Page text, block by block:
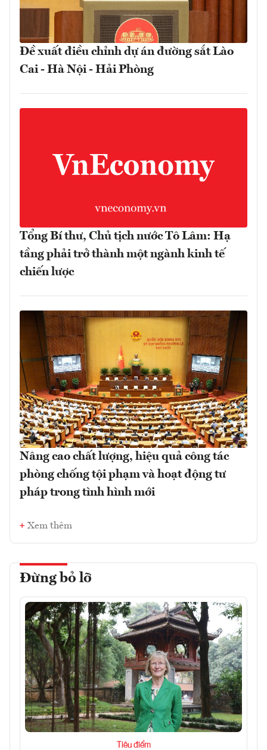
Đề xuất điều chỉnh dự án đường sắt Lào
Cai - Hà Nội - Hải Phòng
Tổng Bí thư, Chủ tịch nước Tô Lâm: Hạ
tầng phải trở thành một ngành kinh tế
chiến lược
Nâng cao chất lượng, hiệu quả công tác
phòng chống tội phạm và hoạt động tư
pháp trong tình hình mới
Xem thêm
Đừng bỏ lỡ
Tiêu điểm